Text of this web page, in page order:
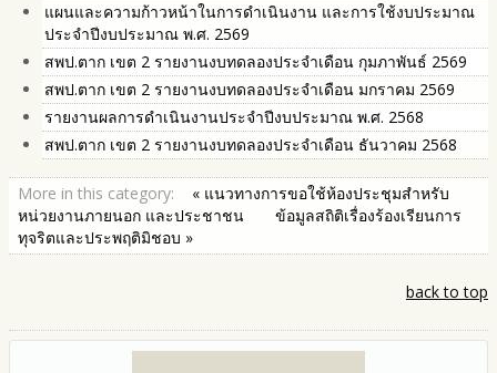
แผนและความก้าวหน้าในการดำเนินงาน และการใช้งบประมาณ
ประจำปีงบประมาณ พ.ศ. 2569
สพป.ตาก เขต 2 รายงานงบทดลองประจำเดือน กุมภาพันธ์ 2569
สพป.ตาก เขต 2 รายงานงบทดลองประจำเดือน มกราคม 2569
รายงานผลการดำเนินงานประจำปีงบประมาณ พ.ศ. 2568
สพป.ตาก เขต 2 รายงานงบทดลองประจำเดือน ธันวาคม 2568
More in this category:
« แนวทางการขอใช้ห้องประชุมสำหรับ
หน่วยงานภายนอก และประชาชน
ข้อมูลสถิติเรื่องร้องเรียนการ
ทุจริตและประพฤติมิชอบ »
back to top